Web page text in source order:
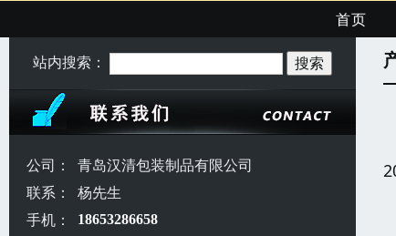
首页
站内搜索：
公司：
青岛汉清包装制品有限公司
联系：
杨先生
手机：
18653286658